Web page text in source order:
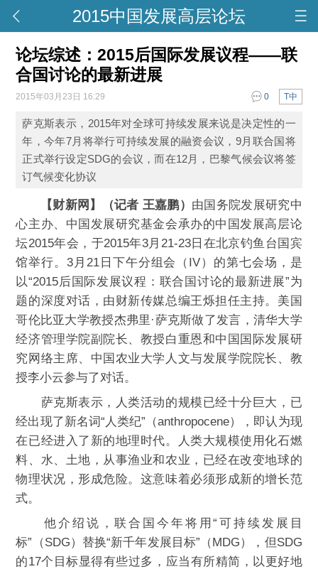
2015中国发展高层论坛
论坛综述：2015后国际发展议程——联
合国讨论的最新进展
2015年03月23日 16:29 T中
0
萨克斯表示，2015年对全球可持续发展来说是决定性的一
年，今年7月将举行可持续发展的融资会议，9月联合国将
正式举行设定SDG的会议，而在12月，巴黎气候会议将签
订气候变化协议
【财新网】（记者 王嘉鹏） 由国务院发展研究中
心主办、中国发展研究基金会承办的中国发展高层论
坛2015年会，于2015年3月21-23日在北京钓鱼台国宾
馆举行。3月21日下午分组会（IV）的第七会场，是
以“2015后国际发展议程：联合国讨论的最新进展”为
题的深度对话，由财新传媒总编王烁担任主持。美国
哥伦比亚大学教授杰弗里·萨克斯做了发言，清华大学
经济管理学院副院长、教授白重恩和中国国际发展研
究网络主席、中国农业大学人文与发展学院院长、教
授李小云参与了对话。
萨克斯表示，人类活动的规模已经十分巨大，已
经出现了新名词“人类纪”（anthropocene），即认为现
在已经进入了新的地理时代。人类大规模使用化石燃
料、水、土地，从事渔业和农业，已经在改变地球的
物理状况，形成危险。这意味着必须形成新的增长范
式。
他介绍说，联合国今年将用“可持续发展目
标”（SDG）替换“新千年发展目标”（MDG），但SDG
的17个目标显得有些过多，应当有所精简，以更好地